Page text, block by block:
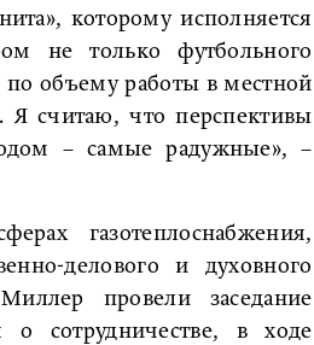
которому исполняется
не только футбольного
по объему работы в местной
Я считаю, что перспективы
– самые радужные», –
газотеплоснабжения,
делового и духовного
провели заседание
о сотрудничестве, в ходе